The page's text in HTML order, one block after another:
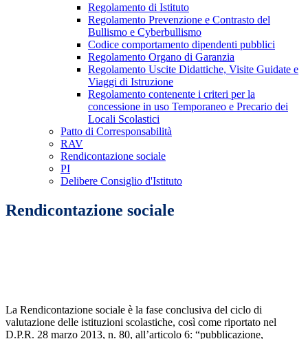
Regolamento di Istituto
Regolamento Prevenzione e Contrasto del
Bullismo e Cyberbullismo
Codice comportamento dipendenti pubblici
Regolamento Organo di Garanzia
Regolamento Uscite Didattiche, Visite Guidate e
Viaggi di Istruzione
Regolamento contenente i criteri per la
concessione in uso Temporaneo e Precario dei
Locali Scolastici
Patto di Corresponsabilità
RAV
Rendicontazione sociale
PI
Delibere Consiglio d'Istituto
Rendicontazione sociale
La Rendicontazione sociale è la fase conclusiva del ciclo di
valutazione delle istituzioni scolastiche, così come riportato nel
D.P.R. 28 marzo 2013, n. 80, all’articolo 6: “pubblicazione,